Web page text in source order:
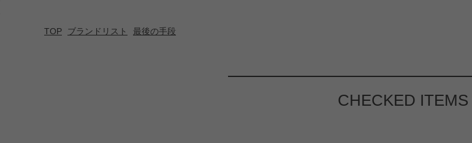
TOP ブランドリスト 最後の手段
CHECKED ITEMS